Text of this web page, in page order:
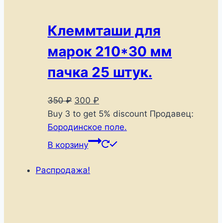
Клеммташи для
марок 210*30 мм
пачка 25 штук.
350₽ Первоначальная
цена
составляла
350 ₽.
300 ₽
цена:
300 ₽.
Buy 3 to get 5% discount Продавец:
Бородинское поле.
В корзину
Распродажа!